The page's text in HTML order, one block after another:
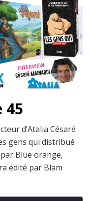
45
d’Atalia Césaré
gens qui distribué
Blue orange,
édité par Blam